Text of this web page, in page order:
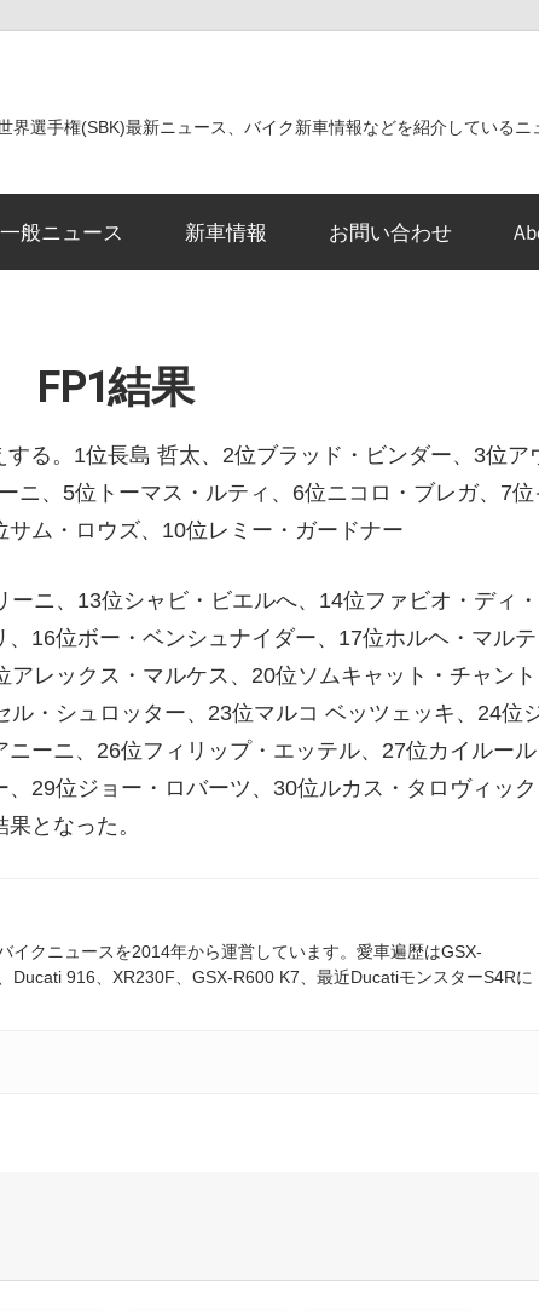
選手権(SBK)最新ニュース、バイク新車情報などを紹介しているニ
一般ニュース 新車情報 お問い合わせ
FP1結果
る。1位長島 哲太、2位ブラッド・ビンダー、3位ア
ニ、5位トーマス・ルティ、6位ニコロ・ブレガ、7位
ム・ロウズ、10位レミー・ガードナー
ニ、13位シャビ・ビエルへ、14位ファビオ・ディ
16位ボー・ベンシュナイダー、17位ホルヘ・マルテ
レックス・マルケス、20位ソムキャット・チャント
・シュロッター、23位マルコ ベッツェッキ、24位
ーニ、26位フィリップ・エッテル、27位カイルール
29位ジョー・ロバーツ、30位ルカス・タロヴィック
となった。
イクニュースを2014年から運営しています。愛車遍歴はGSX-
Ducati 916、XR230F、GSX-R600 K7、最近DucatiモンスターS4Rに